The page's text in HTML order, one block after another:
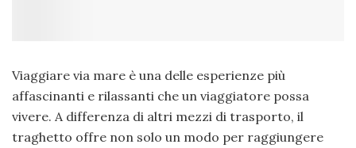
Viaggiare via mare è una delle esperienze più
affascinanti e rilassanti che un viaggiatore possa
vivere. A differenza di altri mezzi di trasporto, il
traghetto offre non solo un modo per raggiungere